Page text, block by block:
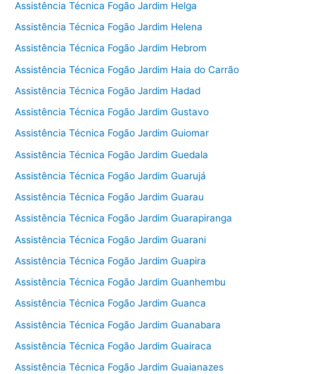
Assistência Técnica Fogão Jardim Helga
Assistência Técnica Fogão Jardim Helena
Assistência Técnica Fogão Jardim Hebrom
Assistência Técnica Fogão Jardim Haia do Carrão
Assistência Técnica Fogão Jardim Hadad
Assistência Técnica Fogão Jardim Gustavo
Assistência Técnica Fogão Jardim Guiomar
Assistência Técnica Fogão Jardim Guedala
Assistência Técnica Fogão Jardim Guarujá
Assistência Técnica Fogão Jardim Guarau
Assistência Técnica Fogão Jardim Guarapiranga
Assistência Técnica Fogão Jardim Guarani
Assistência Técnica Fogão Jardim Guapira
Assistência Técnica Fogão Jardim Guanhembu
Assistência Técnica Fogão Jardim Guanca
Assistência Técnica Fogão Jardim Guanabara
Assistência Técnica Fogão Jardim Guairaca
Assistência Técnica Fogão Jardim Guaianazes